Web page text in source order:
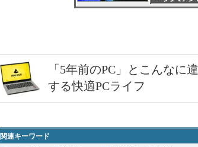
「5年前のPC」とこんなに
する快適PCライフ
関連キーワード